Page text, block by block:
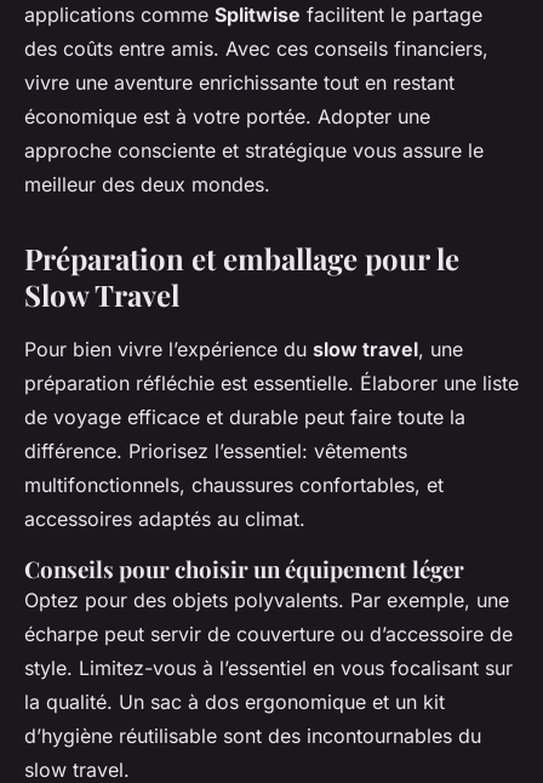
applications comme Splitwise facilitent le partage
des coûts entre amis. Avec ces conseils financiers,
vivre une aventure enrichissante tout en restant
économique est à votre portée. Adopter une
approche consciente et stratégique vous assure le
meilleur des deux mondes.
Préparation et emballage pour le
Slow Travel
Pour bien vivre l’expérience du slow travel, une
préparation réfléchie est essentielle. Élaborer une liste
de voyage efficace et durable peut faire toute la
différence. Priorisez l’essentiel: vêtements
multifonctionnels, chaussures confortables, et
accessoires adaptés au climat.
Conseils pour choisir un équipement léger
Optez pour des objets polyvalents. Par exemple, une
écharpe peut servir de couverture ou d’accessoire de
style. Limitez-vous à l’essentiel en vous focalisant sur
la qualité. Un sac à dos ergonomique et un kit
d’hygiène réutilisable sont des incontournables du
slow travel.